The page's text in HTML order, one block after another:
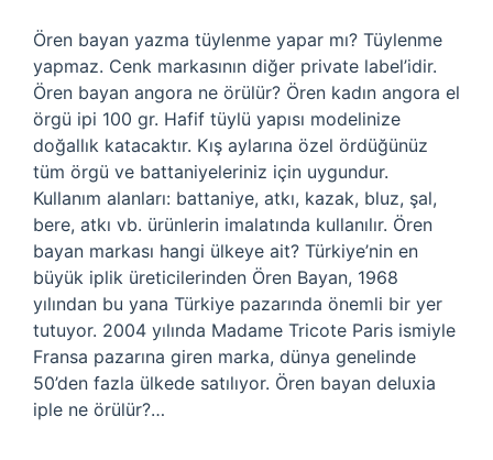
Ören bayan yazma tüylenme yapar mı? Tüylenme
yapmaz. Cenk markasının diğer private label’idir.
Ören bayan angora ne örülür? Ören kadın angora el
örgü ipi 100 gr. Hafif tüylü yapısı modelinize
doğallık katacaktır. Kış aylarına özel ördüğünüz
tüm örgü ve battaniyeleriniz için uygundur.
Kullanım alanları: battaniye, atkı, kazak, bluz, şal,
bere, atkı vb. ürünlerin imalatında kullanılır. Ören
bayan markası hangi ülkeye ait? Türkiye’nin en
büyük iplik üreticilerinden Ören Bayan, 1968
yılından bu yana Türkiye pazarında önemli bir yer
tutuyor. 2004 yılında Madame Tricote Paris ismiyle
Fransa pazarına giren marka, dünya genelinde
50’den fazla ülkede satılıyor. Ören bayan deluxia
iple ne örülür?…